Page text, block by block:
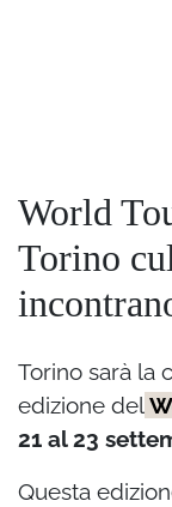
World
Torino
Torino sarà la
edizione del
21 al 23
Questa